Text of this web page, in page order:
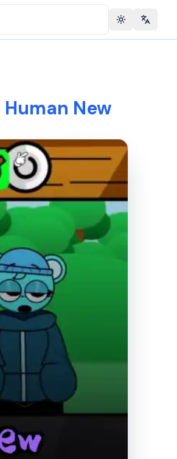
Toggle theme
New